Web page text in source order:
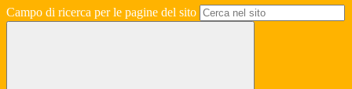
Campo di ricerca per le pagine del sito